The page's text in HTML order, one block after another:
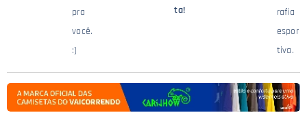
pra
você.
:)
ta!
rafia
espor
tiva.